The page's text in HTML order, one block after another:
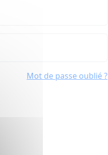
Mot de passe oublié ?